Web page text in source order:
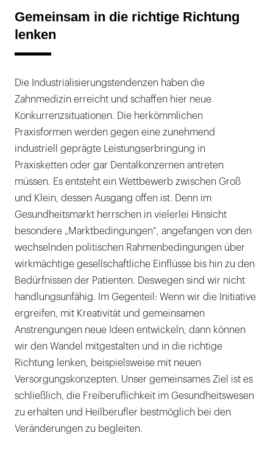
Gemeinsam in die richtige Richtung
lenken
Die Industrialisierungstendenzen haben die
Zahnmedizin erreicht und schaffen hier neue
Konkurrenzsituationen. Die herkömmlichen
Praxisformen werden gegen eine zunehmend
industriell geprägte Leistungserbringung in
Praxisketten oder gar Dentalkonzernen antreten
müssen. Es entsteht ein Wettbewerb zwischen Groß
und Klein, dessen Ausgang offen ist. Denn im
Gesundheitsmarkt herrschen in vielerlei Hinsicht
besondere „Marktbedingungen“, angefangen von den
wechselnden politischen Rahmenbedingungen über
wirkmächtige gesellschaftliche Einflüsse bis hin zu den
Bedürfnissen der Patienten. Deswegen sind wir nicht
handlungsunfähig. Im Gegenteil: Wenn wir die Initiative
ergreifen, mit Kreativität und gemeinsamen
Anstrengungen neue Ideen entwickeln, dann können
wir den Wandel mitgestalten und in die richtige
Richtung lenken, beispielsweise mit neuen
Versorgungskonzepten. Unser gemeinsames Ziel ist es
schließlich, die Freiberuflichkeit im Gesundheitswesen
zu erhalten und Heilberufler bestmöglich bei den
Veränderungen zu begleiten.